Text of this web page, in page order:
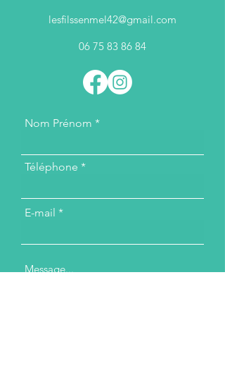
lesfilssenmel42@gmail.com
06 75 83 86 84
Nom Prénom
Téléphone
E-mail
Message...